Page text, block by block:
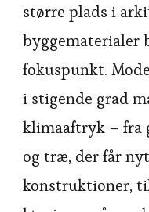
større plads i
byggematerialer
fokuspunkt.
i stigende grad
klimaaftryk – fra
og træ, der får
konstruktioner,